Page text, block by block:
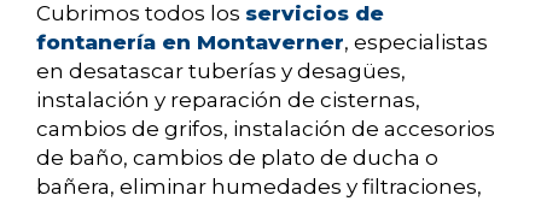
Cubrimos todos los servicios de
fontanería en Montaverner, especialistas
en desatascar tuberías y desagües,
instalación y reparación de cisternas,
cambios de grifos, instalación de accesorios
de baño, cambios de plato de ducha o
bañera, eliminar humedades y filtraciones,